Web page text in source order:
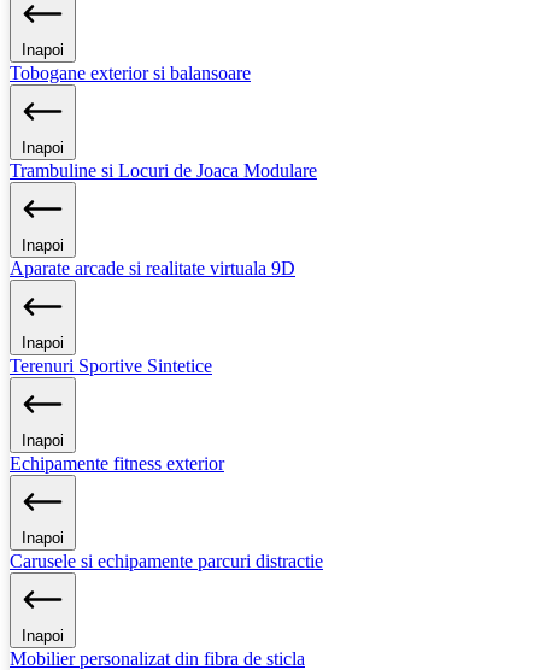
Inapoi
Tobogane exterior si balansoare
Inapoi
Trambuline si Locuri de Joaca Modulare
Inapoi
Aparate arcade si realitate virtuala 9D
Inapoi
Terenuri Sportive Sintetice
Inapoi
Echipamente fitness exterior
Inapoi
Carusele si echipamente parcuri distractie
Inapoi
Mobilier personalizat din fibra de sticla